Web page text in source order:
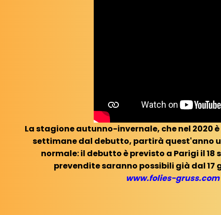
La stagione autunno-invernale, che nel 2020
settimane dal debutto, partirà quest'anno
normale: il debutto è previsto a Parigi il 18
prevendite saranno possibili già dal 17
www.folies-gruss.com